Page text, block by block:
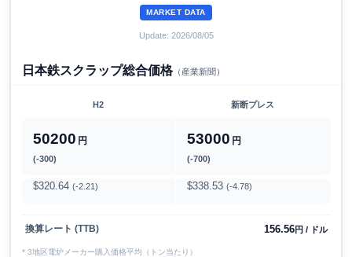
MARKET DATA
Update: 2026/08/05
日本鉄スクラップ総合価格（産業新聞）
H2 新断プレス
50200 円
(-300)
53000 円
(-700)
$320.64 (-2.21) $338.53 (-4.78)
換算レート (TTB) 156.56円 / ドル
* 3地区電炉メーカー購入価格平均（トン当たり）